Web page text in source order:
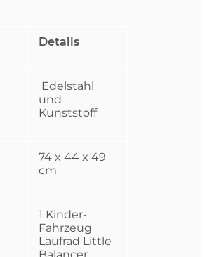
Details
Edelstahl
und
Kunststoff
74 x 44 x 49
cm
1 Kinder-
Fahrzeug
Laufrad Little